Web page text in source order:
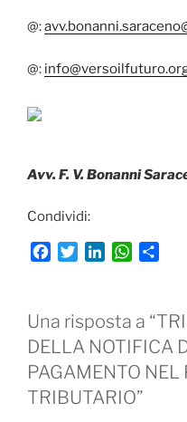
@:
@:
Avv. F. V. Bonanni
Condividi:
b
o
o
k
t
e
r
e
d
I
n
W
s
A
p
p
d
i
v
i
Una risposta a
DELLA NOTIFICA
PAGAMENTO NEL
TRIBUTARIO”